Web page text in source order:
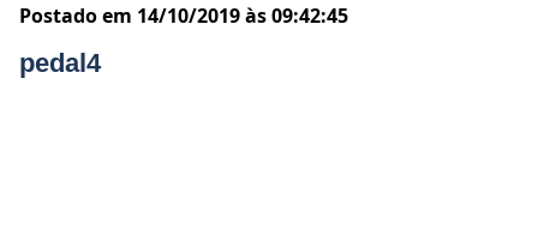
Postado em 14/10/2019 às 09:42:45
pedal4